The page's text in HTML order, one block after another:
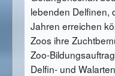
lebenden Delfinen,
Jahren erreichen
Zoos ihre
Zoo-
Delfin- und